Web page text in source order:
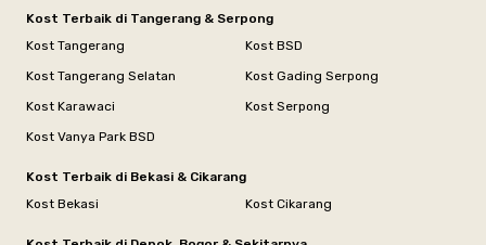
Kost Terbaik di Tangerang & Serpong
Kost Tangerang
Kost BSD
Kost Tangerang Selatan
Kost Gading Serpong
Kost Karawaci
Kost Serpong
Kost Vanya Park BSD
Kost Terbaik di Bekasi & Cikarang
Kost Bekasi
Kost Cikarang